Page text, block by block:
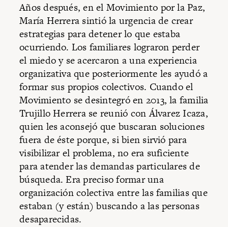
Años después, en el Movimiento por la Paz,
María Herrera sintió la urgencia de crear
estrategias para detener lo que estaba
ocurriendo. Los familiares lograron perder
el miedo y se acercaron a una experiencia
organizativa que posteriormente les ayudó a
formar sus propios colectivos. Cuando el
Movimiento se desintegró en 2013, la familia
Trujillo Herrera se reunió con Álvarez Icaza,
quien les aconsejó que buscaran soluciones
fuera de éste porque, si bien sirvió para
visibilizar el problema, no era suficiente
para atender las demandas particulares de
búsqueda. Era preciso formar una
organización colectiva entre las familias que
estaban (y están) buscando a las personas
desaparecidas.